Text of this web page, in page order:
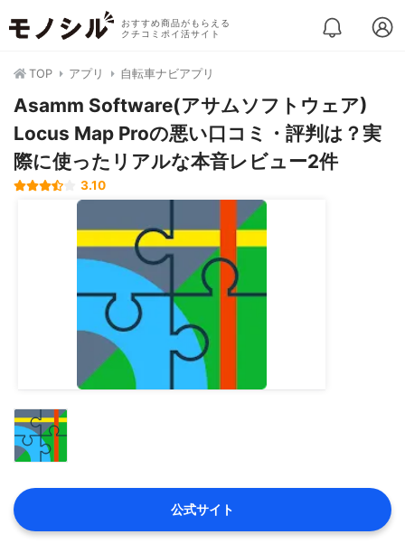
おすすめ商品がもらえる
クチコミポイ活サイト
TOP アプリ 自転車ナビアプリ
Asamm Software(アサムソフトウェア)
Locus Map Proの悪い口コミ・評判は？実
際に使ったリアルな本音レビュー2件
3.10
公式サイト